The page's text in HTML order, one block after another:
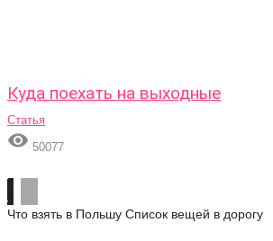
Куда поехать на выходные
Статья
 50077
Что взять в Польшу Список вещей в дорогу